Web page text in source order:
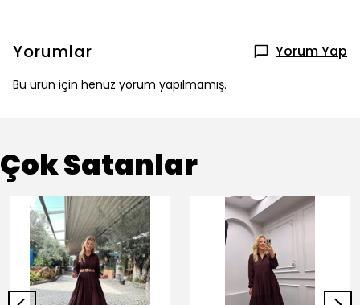
Yorumlar Yorum Yap
Bu ürün için henüz yorum yapılmamış.
Çok Satanlar